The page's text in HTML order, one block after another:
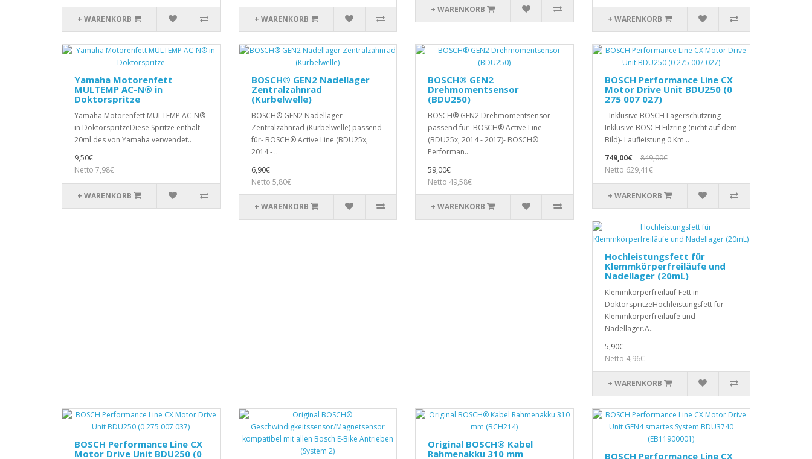
+ WARENKORB + WARENKORB
+ WARENKORB
+ WARENKORB
Yamaha Motorenfett
MULTEMP AC-N® in
Doktorspritze
Yamaha Motorenfett MULTEMP AC-N®
in DoktorspritzeDiese Spritze enthält
20ml des von Yamaha verwendet..
9,50€
Netto 7,98€
+ WARENKORB
BOSCH® GEN2 Nadellager
Zentralzahnrad
(Kurbelwelle)
BOSCH® GEN2 Nadellager
Zentralzahnrad (Kurbelwelle) passend
für- BOSCH® Active Line (BDU25x,
2014 - ..
6,90€
Netto 5,80€
+ WARENKORB
BOSCH® GEN2
Drehmomentsensor
(BDU250)
BOSCH® GEN2 Drehmomentsensor
passend für- BOSCH® Active Line
(BDU25x, 2014 - 2017)- BOSCH®
Performan..
59,00€
Netto 49,58€
+ WARENKORB
BOSCH Performance Line CX
Motor Drive Unit BDU250 (0
275 007 027)
- Inklusive BOSCH Lagerschutzring-
Inklusive BOSCH Filzring (nicht auf dem
Bild)- Laufleistung 0 Km ..
749,00€
849,00€
Netto 629,41€
+ WARENKORB
Hochleistungsfett für
Klemmkörperfreiläufe und
Nadellager (20mL)
Klemmkörperfreilauf-Fett in
DoktorspritzeHochleistungsfett für
Klemmkörperfreiläufe und
Nadellager.A..
5,90€
Netto 4,96€
+ WARENKORB
BOSCH Performance Line CX
Motor Drive Unit BDU250 (0
Original BOSCH® Kabel
Rahmenakku 310 mm
BOSCH Performance Line CX